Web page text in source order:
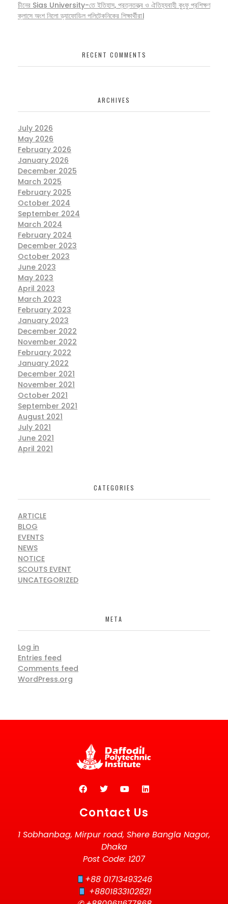
চীনের Sias University-তে ইতিহাস, প্রত্নতত্ত্ব ও ঐতিহ্যবাহী কুংফু প্রশিক্ষণ
ক্লাসে অংশ নিলো ড্যাফোডিল পলিটেকনিকের শিক্ষার্থীরা।
RECENT COMMENTS
ARCHIVES
July 2026
May 2026
February 2026
January 2026
December 2025
March 2025
February 2025
October 2024
September 2024
March 2024
February 2024
December 2023
October 2023
June 2023
May 2023
April 2023
March 2023
February 2023
January 2023
December 2022
November 2022
February 2022
January 2022
December 2021
November 2021
October 2021
September 2021
August 2021
July 2021
June 2021
April 2021
CATEGORIES
ARTICLE
BLOG
EVENTS
NEWS
NOTICE
SCOUTS EVENT
UNCATEGORIZED
META
Log in
Entries feed
Comments feed
WordPress.org
Contact Us
1 Sobhanbag, Mirpur road, Shere Bangla Nagor,
Dhaka
Post Code: 1207
+88 01713493246
+8801833102821